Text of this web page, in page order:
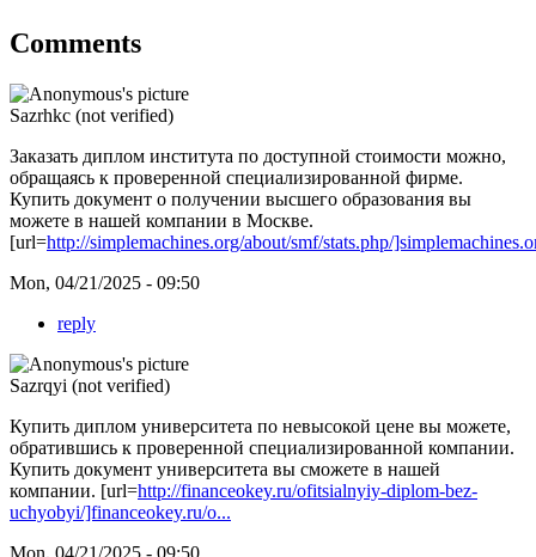
Comments
Sazrhkc (not verified)
Заказать диплом института по доступной стоимости можно,
обращаясь к проверенной специализированной фирме.
Купить документ о получении высшего образования вы
можете в нашей компании в Москве.
[url=http://simplemachines.org/about/smf/stats.php/
Mon, 04/21/2025 - 09:50
reply
Sazrqyi (not verified)
Купить диплом университета по невысокой цене вы можете,
обратившись к проверенной специализированной компании.
Купить документ университета вы сможете в нашей
компании. [url=http://financeokey.ru/ofitsialnyiy-diplom-bez-
uchyobyi/]financeokey.ru/o...
Mon, 04/21/2025 - 09:50